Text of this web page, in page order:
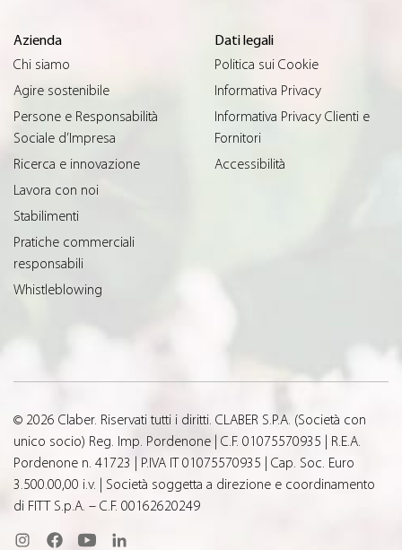
Azienda
Chi siamo
Agire sostenibile
Persone e Responsabilità
Sociale d’Impresa
Ricerca e innovazione
Lavora con noi
Stabilimenti
Pratiche commerciali
responsabili
Whistleblowing
Dati legali
Politica sui Cookie
Informativa Privacy
Informativa Privacy Clienti e
Fornitori
Accessibilità
© 2026 Claber. Riservati tutti i diritti. CLABER S.P.A. (Società con
unico socio) Reg. Imp. Pordenone | C.F. 01075570935 | R.E.A.
Pordenone n. 41723 | P.IVA IT 01075570935 | Cap. Soc. Euro
3.500.00,00 i.v. | Società soggetta a direzione e coordinamento
di FITT S.p.A. – C.F. 00162620249